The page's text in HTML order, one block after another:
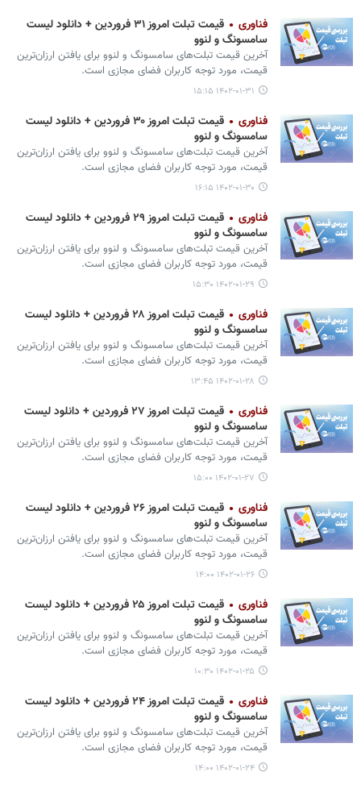
فناوری
قیمت تبلت امروز ۳۱ فروردین + دانلود لیست
سامسونگ و لنوو
آخرین قیمت تبلت‌های سامسونگ و لنوو برای یافتن ارزان‌ترین
قیمت، مورد توجه کاربران فضای مجازی است.
۱۴۰۲-۰۱-۳۱ ۱۵:۱۵
فناوری
قیمت تبلت امروز ۳۰ فروردین + دانلود لیست
سامسونگ و لنوو
آخرین قیمت تبلت‌های سامسونگ و لنوو برای یافتن ارزان‌ترین
قیمت، مورد توجه کاربران فضای مجازی است.
۱۴۰۲-۰۱-۳۰ ۱۶:۱۵
فناوری
قیمت تبلت امروز ۲۹ فروردین + دانلود لیست
سامسونگ و لنوو
آخرین قیمت تبلت‌های سامسونگ و لنوو برای یافتن ارزان‌ترین
قیمت، مورد توجه کاربران فضای مجازی است.
۱۴۰۲-۰۱-۲۹ ۱۵:۳۰
فناوری
قیمت تبلت امروز ۲۸ فروردین + دانلود لیست
سامسونگ و لنوو
آخرین قیمت تبلت‌های سامسونگ و لنوو برای یافتن ارزان‌ترین
قیمت، مورد توجه کاربران فضای مجازی است.
۱۴۰۲-۰۱-۲۸ ۱۳:۴۵
فناوری
قیمت تبلت امروز ۲۷ فروردین + دانلود لیست
سامسونگ و لنوو
آخرین قیمت تبلت‌های سامسونگ و لنوو برای یافتن ارزان‌ترین
قیمت، مورد توجه کاربران فضای مجازی است.
۱۴۰۲-۰۱-۲۷ ۱۵:۰۰
فناوری
قیمت تبلت امروز ۲۶ فروردین + دانلود لیست
سامسونگ و لنوو
آخرین قیمت تبلت‌های سامسونگ و لنوو برای یافتن ارزان‌ترین
قیمت، مورد توجه کاربران فضای مجازی است.
۱۴۰۲-۰۱-۲۶ ۱۴:۰۰
فناوری
قیمت تبلت امروز ۲۵ فروردین + دانلود لیست
سامسونگ و لنوو
آخرین قیمت تبلت‌های سامسونگ و لنوو برای یافتن ارزان‌ترین
قیمت، مورد توجه کاربران فضای مجازی است.
۱۴۰۲-۰۱-۲۵ ۱۰:۳۰
فناوری
قیمت تبلت امروز ۲۴ فروردین + دانلود لیست
سامسونگ و لنوو
آخرین قیمت تبلت‌های سامسونگ و لنوو برای یافتن ارزان‌ترین
قیمت، مورد توجه کاربران فضای مجازی است.
۱۴۰۲-۰۱-۲۴ ۱۴:۰۰